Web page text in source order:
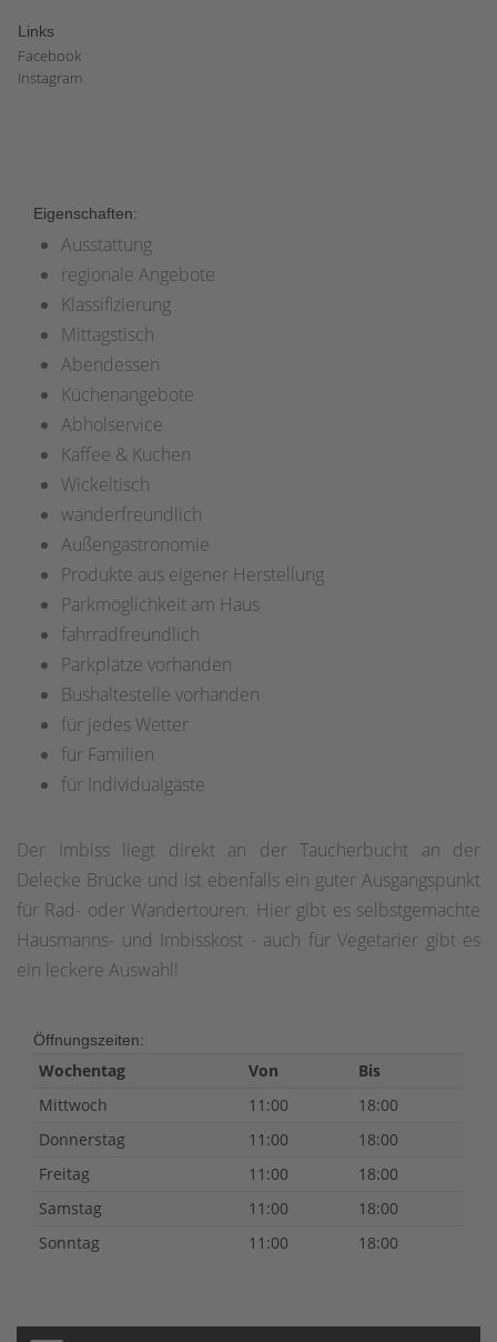
Links
Facebook
Instagram
Eigenschaften:
Ausstattung
regionale Angebote
Klassifizierung
Mittagstisch
Abendessen
Küchenangebote
Abholservice
Kaffee & Kuchen
Wickeltisch
wanderfreundlich
Außengastronomie
Produkte aus eigener Herstellung
Parkmöglichkeit am Haus
fahrradfreundlich
Parkplätze vorhanden
Bushaltestelle vorhanden
für jedes Wetter
für Familien
für Individualgäste
Der Imbiss liegt direkt an der Taucherbucht an der
Delecke Brücke und ist ebenfalls ein guter Ausgangspunkt
für Rad- oder Wandertouren. Hier gibt es selbstgemachte
Hausmanns- und Imbisskost - auch für Vegetarier gibt es
ein leckere Auswahl!
Öffnungszeiten:
Wochentag Von
Bis
Mittwoch
11:00
18:00
Donnerstag
11:00
18:00
Freitag
11:00
18:00
Samstag
11:00
18:00
Sonntag
11:00 18:00